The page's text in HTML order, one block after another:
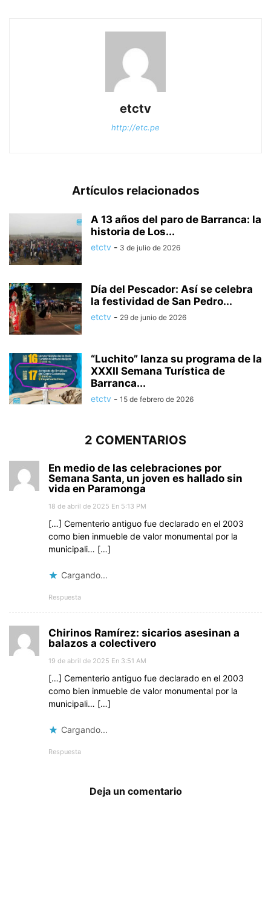
etctv
http://etc.pe
Artículos relacionados
A 13 años del paro de Barranca: la
historia de Los...
etctv - 3 de julio de 2026
Día del Pescador: Así se celebra
la festividad de San Pedro...
etctv - 29 de junio de 2026
“Luchito” lanza su programa de la
XXXII Semana Turística de
Barranca...
etctv - 15 de febrero de 2026
2 COMENTARIOS
En medio de las celebraciones por
Semana Santa, un joven es hallado sin
vida en Paramonga
18 de abril de 2025 En 5:13 PM
[…] Cementerio antiguo fue declarado en el 2003
como bien inmueble de valor monumental por la
municipali… […]
Cargando...
Respuesta
Chirinos Ramírez: sicarios asesinan a
balazos a colectivero
19 de abril de 2025 En 3:51 AM
[…] Cementerio antiguo fue declarado en el 2003
como bien inmueble de valor monumental por la
municipali… […]
Cargando...
Respuesta
Deja un comentario